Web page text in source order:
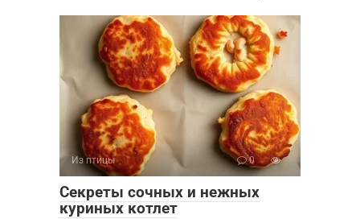
Из птицы 0
Секреты сочных и нежных
куриных котлет